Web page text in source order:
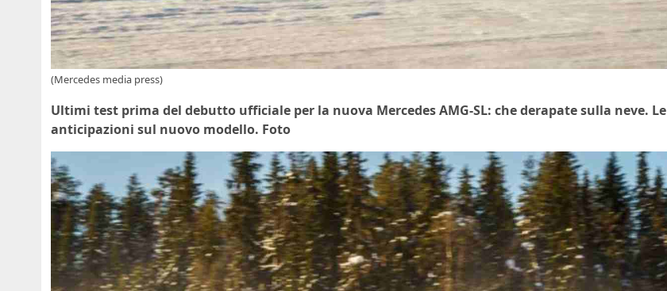
(Mercedes media press)
Ultimi test prima del debutto ufficiale per la nuova Mercedes AMG-SL: che derapate sulla neve. Le
anticipazioni sul nuovo modello. Foto